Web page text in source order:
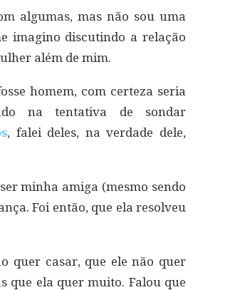
algumas, mas não sou uma
imagino discutindo a relação
além de mim.
homem, com certeza seria
na tentativa de sondar
, falei deles, na verdade dele,
minha amiga (mesmo sendo
Foi então, que ela resolveu
quer casar, que ele não quer
que ela quer muito. Falou que